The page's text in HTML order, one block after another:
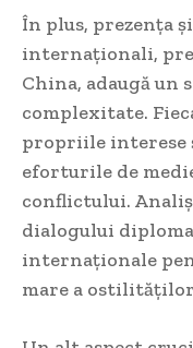
În plus, prezența
internaționali,
China, adaugă
complexitate.
propriile interese
eforturile de
conflictului.
dialogului
internaționale
mare a